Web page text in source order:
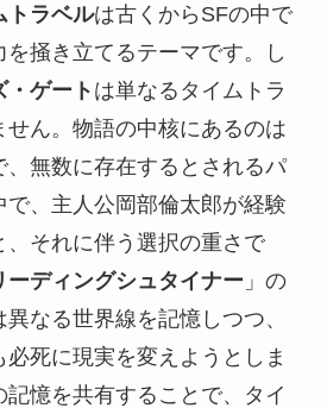
トラベルは古くからSFの中で
を掻き立てるテーマです。し
・ゲートは単なるタイムトラ
ん。物語の中核にあるのは
、無数に存在するとされるパ
で、主人公岡部倫太郎が経験
それに伴う選択の重さで
ーディングシュタイナー 」の
なる世界線を記憶しつつ、
死に現実を変えようとしま
憶を共有することで、タイ